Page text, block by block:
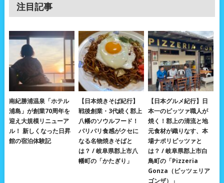
注目記事
南紀勝浦温泉「ホテル
浦島」が創業70周年を
迎え大規模リニューア
ル！ 新しくなった日昇
館の宿泊体験記
【日本焼きそば紀行】
戦後創業・3代続く郡上
八幡のソウルフード！
パリパリ食感がクセに
なる名物焼きそばと
は？ / 岐阜県郡上市八
幡町の「かたぎり」
【日本グルメ紀行】日
本一のピッツァ職人が
焼く！郡上の清流と地
元食材が織りなす、本
場ナポリピッツァと
は？ / 岐阜県郡上市白
鳥町の「Pizzeria
Gonza（ピッツェリア
ゴンザ）」